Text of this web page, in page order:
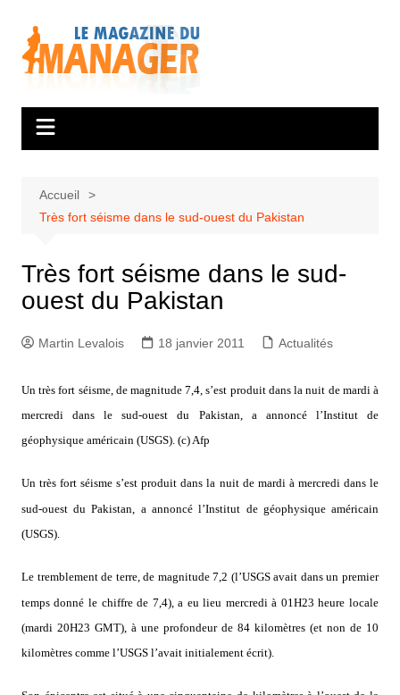
contenu
Accueil
Très fort séisme dans le sud-ouest du Pakistan
Très fort séisme dans le sud-
ouest du Pakistan
Martin Levalois 18 janvier 2011 Actualités
Un très fort séisme, de magnitude 7,4, s’est produit dans la nuit de mardi à
mercredi dans le sud-ouest du Pakistan, a annoncé l’Institut de
géophysique américain (USGS). (c) Afp
Un très fort séisme s’est produit dans la nuit de mardi à mercredi dans le
sud-ouest du Pakistan, a annoncé l’Institut de géophysique américain
(USGS).
Le tremblement de terre, de magnitude 7,2 (l’USGS avait dans un premier
temps donné le chiffre de 7,4), a eu lieu mercredi à 01H23 heure locale
(mardi 20H23 GMT), à une profondeur de 84 kilomètres (et non de 10
kilomètres comme l’USGS l’avait initialement écrit).